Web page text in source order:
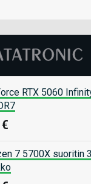
RTX 5060
7 5700X suoritin